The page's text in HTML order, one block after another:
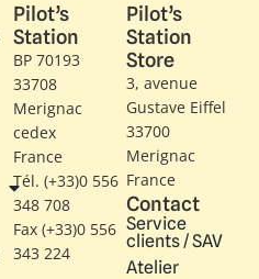
Pilot’s
Station
BP 70193
33708
Merignac
cedex
France
Tél. (+33)0 556
348 708
Fax (+33)0 556
343 224
Pilot’s
Station
Store
3, avenue
Gustave Eiffel​
33700
Merignac
France
Contact
Service
clients / SAV
Atelier